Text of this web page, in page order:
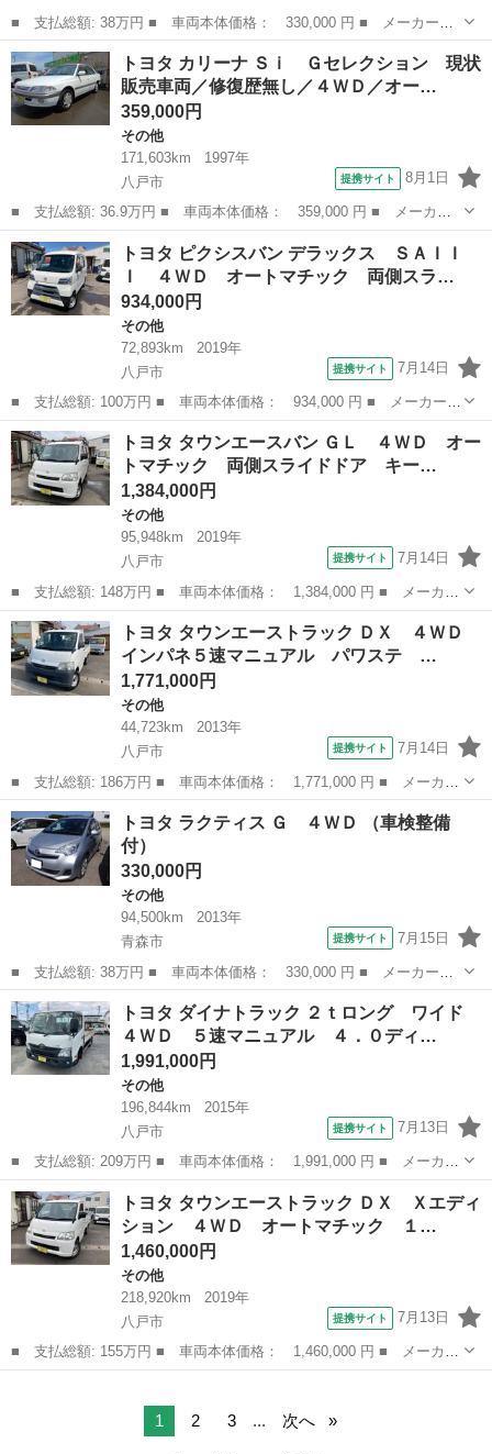
■ 支払総額: 38万円 ■ 車両本体価格： 330,000 円 ■ メーカー
名： トヨタ ■ 車種名： ラクティス ■ グレード名： Ｇ ４Ｗ
Ｄ ■ 排気量： 1500cc ■ ドア枚数： 5D ■ ミッション： CVT...
青森 青森市 その他
トヨタ カリーナ Ｓｉ Ｇセレクション 現状
販売車両／修復歴無し／４ＷＤ／オー…
359,000円
その他
171,603km
1997年
八戸市
提携サイト 8月1日
■ 支払総額: 36.9万円 ■ 車両本体価格： 359,000 円 ■ メーカー
名： トヨタ ■ 車種名： カリーナ ■ グレード名： Ｓｉ Ｇセ
レクション 現状販売車両／修復歴無し／４ＷＤ／オートマ／オート
ライト／寒冷...
青森 八戸市 その他
トヨタ ピクシスバン デラックス ＳＡＩＩ
Ｉ ４ＷＤ オートマチック 両側スラ…
934,000円
その他
72,893km
2019年
八戸市
提携サイト 7月14日
■ 支払総額: 100万円 ■ 車両本体価格： 934,000 円 ■ メーカー
名： トヨタ ■ 車種名： ピクシスバン ■ グレード名： デラッ
クス ＳＡＩＩＩ ４ＷＤ オートマチック 両側スライドドア キ
ーレス ＬＥＤ...
青森 八戸市 その他
トヨタ タウンエースバン ＧＬ ４ＷＤ オー
トマチック 両側スライドドア キー…
1,384,000円
その他
95,948km
2019年
八戸市
提携サイト 7月14日
■ 支払総額: 148万円 ■ 車両本体価格： 1,384,000 円 ■ メーカー
名： トヨタ ■ 車種名： タウンエースバン ■ グレード名： Ｇ
Ｌ ４ＷＤ オートマチック 両側スライドドア キーレス リヤヒ
ーター パ...
青森 八戸市 その他
トヨタ タウンエーストラック ＤＸ ４ＷＤ
インパネ５速マニュアル パワステ …
1,771,000円
その他
44,723km
2013年
八戸市
提携サイト 7月14日
■ 支払総額: 186万円 ■ 車両本体価格： 1,771,000 円 ■ メーカー
名： トヨタ ■ 車種名： タウンエーストラック ■ グレード
名： ＤＸ ４ＷＤ インパネ５速マニュアル パワステ エアコ
ン 運転席・助手...
青森 八戸市 その他
トヨタ ラクティス Ｇ ４ＷＤ （車検整備
付）
330,000円
その他
94,500km
2013年
青森市
提携サイト 7月15日
■ 支払総額: 38万円 ■ 車両本体価格： 330,000 円 ■ メーカー
名： トヨタ ■ 車種名： ラクティス ■ グレード名： Ｇ ４Ｗ
Ｄ ■ 排気量： 1500cc ■ ドア枚数： 5D ■ ミッション： CVT...
青森 青森市 その他
トヨタ ダイナトラック ２ｔロング ワイド
４ＷＤ ５速マニュアル ４．０ディ…
1,991,000円
その他
196,844km
2015年
八戸市
提携サイト 7月13日
■ 支払総額: 209万円 ■ 車両本体価格： 1,991,000 円 ■ メーカー
名： トヨタ ■ 車種名： ダイナトラック ■ グレード名： ２ｔ
ロング ワイド ４ＷＤ ５速マニュアル ４．０ディーゼルター
ボ 荷台内寸...
青森 八戸市 その他
トヨタ タウンエーストラック ＤＸ Ｘエディ
ション ４ＷＤ オートマチック １…
1,460,000円
その他
218,920km
2019年
八戸市
提携サイト 7月13日
■ 支払総額: 155万円 ■ 車両本体価格： 1,460,000 円 ■ メーカー
名： トヨタ ■ 車種名： タウンエーストラック ■ グレード
1 2 3 ... 次へ